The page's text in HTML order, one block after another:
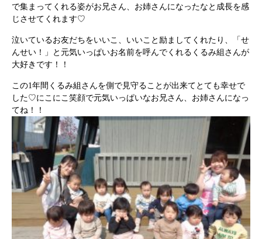
で集まってくれる姿がお兄さん、お姉さんになったなと成長を感
じさせてくれます♡
泣いているお友だちをいいこ、いいこと励ましてくれたり、「せ
んせい！」と元気いっぱいお名前を呼んでくれるくるみ組さんが
大好きです！！
この1年間くるみ組さんを側で見守ることが出来てとても幸せで
した♡にこにこ笑顔で元気いっぱいなお兄さん、お姉さんになっ
てね！！